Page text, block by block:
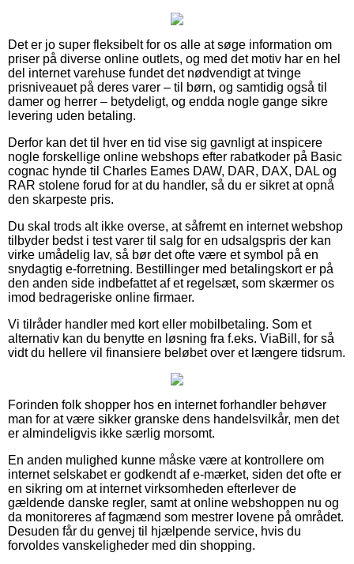
Det er jo super fleksibelt for os alle at søge information om
priser på diverse online outlets, og med det motiv har en hel
del internet varehuse fundet det nødvendigt at tvinge
prisniveauet på deres varer – til børn, og samtidig også til
damer og herrer – betydeligt, og endda nogle gange sikre
levering uden betaling.
Derfor kan det til hver en tid vise sig gavnligt at inspicere
nogle forskellige online webshops efter rabatkoder på Basic
cognac hynde til Charles Eames DAW, DAR, DAX, DAL og
RAR stolene forud for at du handler, så du er sikret at opnå
den skarpeste pris.
Du skal trods alt ikke overse, at såfremt en internet webshop
tilbyder bedst i test varer til salg for en udsalgspris der kan
virke umådelig lav, så bør det ofte være et symbol på en
snydagtig e-forretning. Bestillinger med betalingskort er på
den anden side indbefattet af et regelsæt, som skærmer os
imod bedrageriske online firmaer.
Vi tilråder handler med kort eller mobilbetaling. Som et
alternativ kan du benytte en løsning fra f.eks. ViaBill, for så
vidt du hellere vil finansiere beløbet over et længere tidsrum.
Forinden folk shopper hos en internet forhandler behøver
man for at være sikker granske dens handelsvilkår, men det
er almindeligvis ikke særlig morsomt.
En anden mulighed kunne måske være at kontrollere om
internet selskabet er godkendt af e-mærket, siden det ofte er
en sikring om at internet virksomheden efterlever de
gældende danske regler, samt at online webshoppen nu og
da monitoreres af fagmænd som mestrer lovene på området.
Desuden får du genvej til hjælpende service, hvis du
forvoldes vanskeligheder med din shopping.